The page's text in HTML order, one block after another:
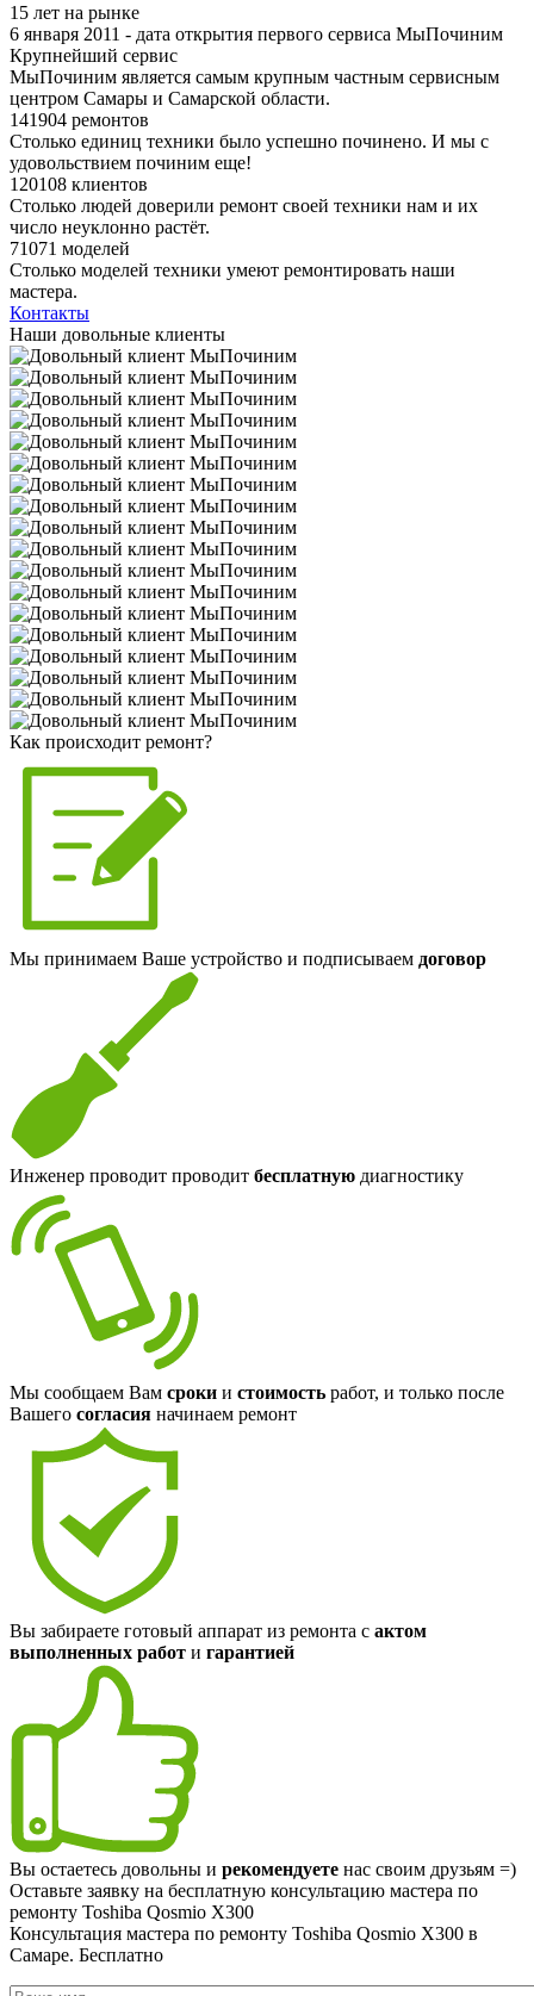
15 лет на рынке
6 января 2011 - дата открытия первого сервиса МыПочиним
Крупнейший сервис
МыПочиним является самым крупным частным сервисным
центром Самары и Самарской области.
141904 ремонтов
Столько единиц техники было успешно починено. И мы с
удовольствием починим еще!
120108 клиентов
Столько людей доверили ремонт своей техники нам и их
число неуклонно растёт.
71071 моделей
Столько моделей техники умеют ремонтировать наши
мастера.
Контакты
Наши довольные клиенты
Как происходит ремонт?
Мы принимаем Ваше устройство и подписываем договор
Инженер проводит проводит бесплатную диагностику
Мы сообщаем Вам сроки и стоимость работ, и только после
Вашего согласия начинаем ремонт
Вы забираете готовый аппарат из ремонта с актом
выполненных работ и гарантией
Вы остаетесь довольны и рекомендуете нас своим друзьям =)
Оставьте заявку на бесплатную консультацию мастера по
ремонту Toshiba Qosmio X300
Консультация мастера по ремонту Toshiba Qosmio X300 в
Самаре. Бесплатно